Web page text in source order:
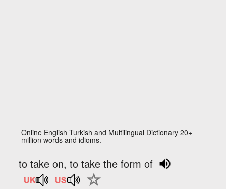
Online English Turkish and Multilingual Dictionary 20+
million words and idioms.
to take on, to take the form of